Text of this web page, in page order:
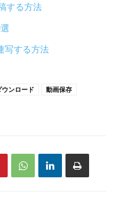
する方法
写する方法
ウンロード 動画保存